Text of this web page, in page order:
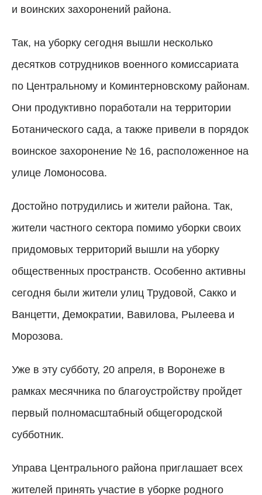
и воинских захоронений района.
Так, на уборку сегодня вышли несколько
десятков сотрудников военного комиссариата
по Центральному и Коминтерновскому районам.
Они продуктивно поработали на территории
Ботанического сада, а также привели в порядок
воинское захоронение № 16, расположенное на
улице Ломоносова.
Достойно потрудились и жители района. Так,
жители частного сектора помимо уборки своих
придомовых территорий вышли на уборку
общественных пространств. Особенно активны
сегодня были жители улиц Трудовой, Сакко и
Ванцетти, Демократии, Вавилова, Рылеева и
Морозова.
Уже в эту субботу, 20 апреля, в Воронеже в
рамках месячника по благоустройству пройдет
первый полномасштабный общегородской
субботник.
Управа Центрального района приглашает всех
жителей принять участие в уборке родного